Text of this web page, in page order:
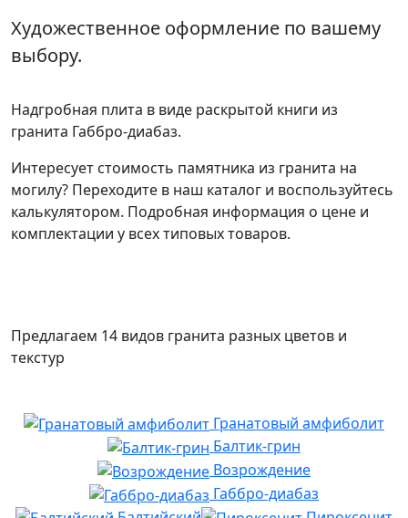
Художественное оформление по вашему
выбору.
Надгробная плита в виде раскрытой книги из
гранита Габбро-диабаз.
Интересует стоимость памятника из гранита на
могилу? Переходите в наш каталог и воспользуйтесь
калькулятором. Подробная информация о цене и
комплектации у всех типовых товаров.
Предлагаем 14 видов гранита разных цветов и
текстур
Гранатовый амфиболит
Балтик-грин
Возрождение
Габбро-диабаз